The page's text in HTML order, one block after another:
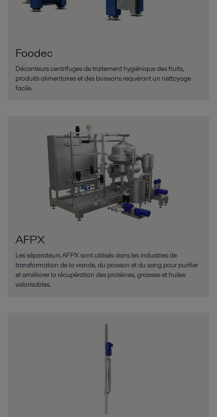
Foodec
Décanteurs centrifuges de traitement hygiénique des fruits,
produits alimentaires et des boissons requérant un nettoyage
facile.
AFPX
Les séparateurs AFPX sont utilisés dans les industries de
transformation de la viande, du poisson et du sang pour purifier
et améliorer la récupération des protéines, graisses et huiles
valorisables.